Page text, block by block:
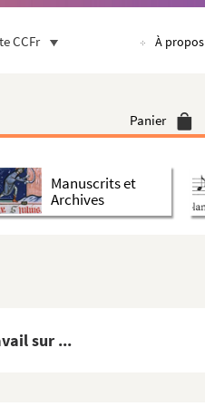
CCFr À propos
Panier
Manuscrits et
Archives
sur ...